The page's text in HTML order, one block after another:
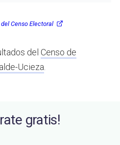
Censo Electoral
del Censo de
Ucieza
gratis!